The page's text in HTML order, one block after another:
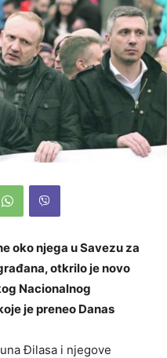
oko njega u Savezu za
otkrilo je novo
Nacionalnog
je preneo Danas
Đilasa i njegove